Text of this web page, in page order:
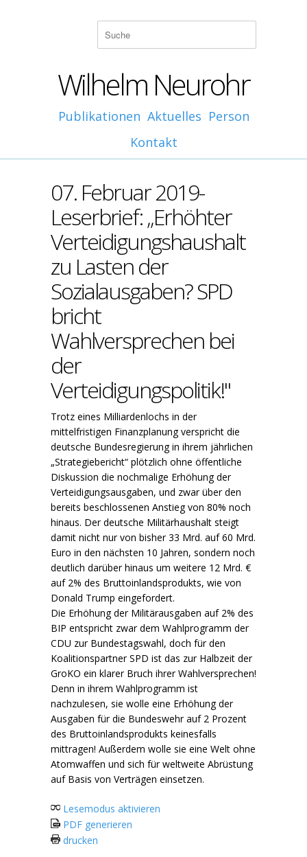
Wilhelm Neurohr
Publikationen Aktuelles Person
Kontakt
07. Februar 2019-
Leserbrief: „Erhöhter
Verteidigungshaushalt
zu Lasten der
Sozialausgaben? SPD
bricht
Wahlversprechen bei
der
Verteidigungspolitik!"
Trotz eines Milliardenlochs in der
mittelfristigen Finanzplanung verspricht die
deutsche Bundesregierung in ihrem jährlichen
„Strategiebericht“ plötzlich ohne öffentliche
Diskussion die nochmalige Erhöhung der
Verteidigungsausgaben, und zwar über den
bereits beschlossenen Anstieg von 80% noch
hinaus. Der deutsche Militärhaushalt steigt
damit nicht nur von bisher 33 Mrd. auf 60 Mrd.
Euro in den nächsten 10 Jahren, sondern noch
deutlich darüber hinaus um weitere 12 Mrd. €
auf 2% des Bruttoinlandsprodukts, wie von
Donald Trump eingefordert.
Die Erhöhung der Militärausgaben auf 2% des
BIP entspricht zwar dem Wahlprogramm der
CDU zur Bundestagswahl, doch für den
Koalitionspartner SPD ist das zur Halbzeit der
GroKO ein klarer Bruch ihrer Wahlversprechen!
Denn in ihrem Wahlprogramm ist
nachzulesen, sie wolle eine Erhöhung der
Ausgaben für die Bundeswehr auf 2 Prozent
des Bruttoinlandsprodukts keinesfalls
mittragen! Außerdem wolle sie eine Welt ohne
Atomwaffen und sich für weltweite Abrüstung
auf Basis von Verträgen einsetzen.
Lesemodus aktivieren
PDF generieren
drucken